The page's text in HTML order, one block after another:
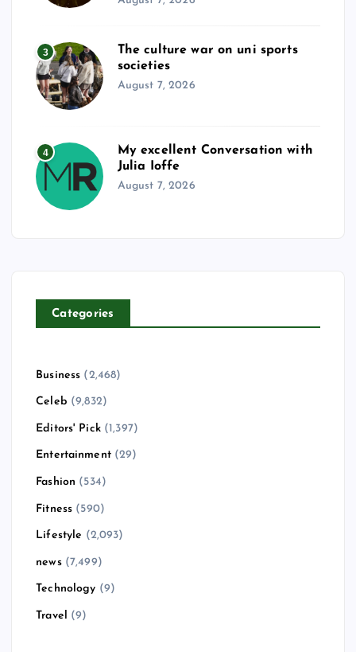
3
The culture war on uni sports
societies
August 7, 2026
4
My excellent Conversation with
Julia Ioffe
August 7, 2026
Categories
Business (2,468)
Celeb (9,832)
Editors' Pick(1,397)
Entertainment(29)
Fashion (534)
Fitness (590)
Lifestyle (2,093)
news(7,499)
Technology (9)
Travel (9)